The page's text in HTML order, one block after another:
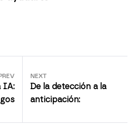
IA:
NEXT
De la detección a la
anticipación: